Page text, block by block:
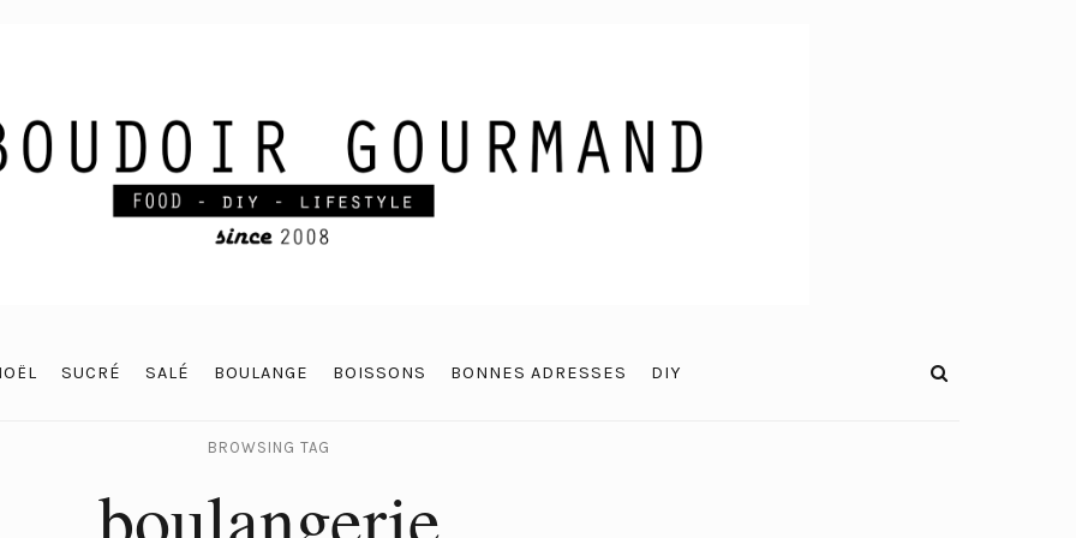
SUCRÉ SALÉ BOULANGE BOISSONS BONNES ADRESSES DIY
BROWSING TAG
boulangerie